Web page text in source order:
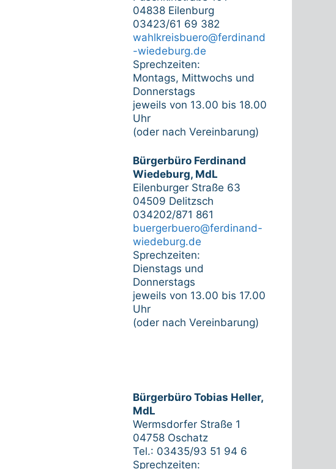
04838 Eilenburg
03423/61 69 382
wahlkreisbuero@ferdinand
-wiedeburg.de
Sprechzeiten:
Montags, Mittwochs und
Donnerstags
jeweils von 13.00 bis 18.00
Uhr
(oder nach Vereinbarung)
Bürgerbüro Ferdinand
Wiedeburg, MdL
Eilenburger Straße 63
04509 Delitzsch
034202/871 861
buergerbuero@ferdinand-
wiedeburg.de
Sprechzeiten:
Dienstags und
Donnerstags
jeweils von 13.00 bis 17.00
Uhr
(oder nach Vereinbarung)
Bürgerbüro Tobias Heller,
MdL
Wermsdorfer Straße 1
04758 Oschatz
Tel.: 03435/93 51 94 6
Sprechzeiten: